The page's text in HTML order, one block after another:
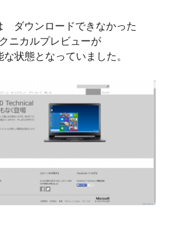
ダウンロードできなかった
ニカルプレビューが
状態となっていました。